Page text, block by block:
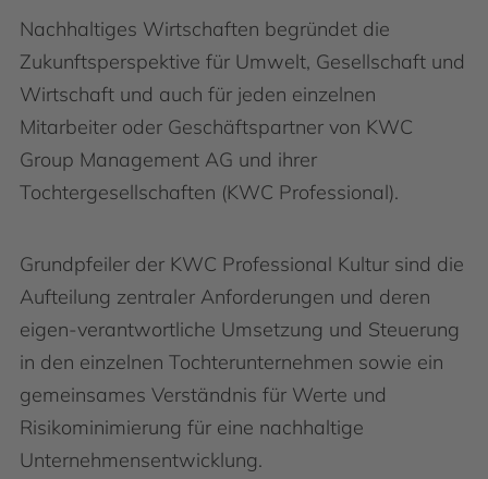
Nachhaltiges Wirtschaften begründet die
Zukunftsperspektive für Umwelt, Gesellschaft und
Wirtschaft und auch für jeden einzelnen
Mitarbeiter oder Geschäftspartner von KWC
Group Management AG und ihrer
Tochtergesellschaften (KWC Professional).
Grundpfeiler der KWC Professional Kultur sind die
Aufteilung zentraler Anforderungen und deren
eigen-verantwortliche Umsetzung und Steuerung
in den einzelnen Tochterunternehmen sowie ein
gemeinsames Verständnis für Werte und
Risikominimierung für eine nachhaltige
Unternehmensentwicklung.